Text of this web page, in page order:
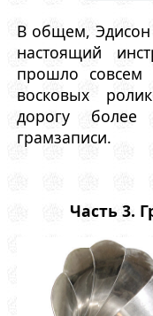
В общем,
настоящий
прошло
восковых
дорогу более
грамзаписи.
Часть 3.